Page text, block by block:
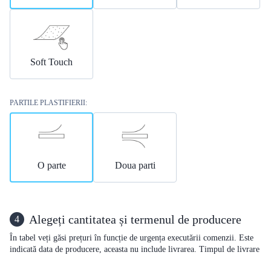
Soft Touch
PARTILE PLASTIFIERII:
O parte Doua parti
4 Alegeți cantitatea și termenul de producere
În tabel veți găsi prețuri în funcție de urgența executării comenzii. Este
indicată data de producere, aceasta nu include livrarea. Timpul de livrare